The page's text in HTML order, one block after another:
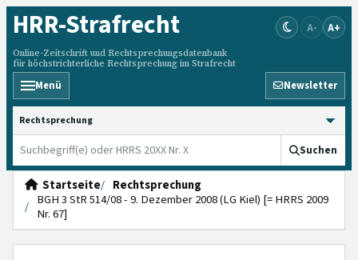
HRR-Strafrecht
Online-Zeitschrift und Rechtsprechungsdatenbank
für höchstrichterliche Rechtsprechung im Strafrecht
A- A+
Menü Newsletter
HRRS durchsuchen
Suchen
Startseite
Rechtsprechung
BGH 3 StR 514/08 - 9. Dezember 2008 (LG Kiel) [= HRRS 2009
Nr. 67]